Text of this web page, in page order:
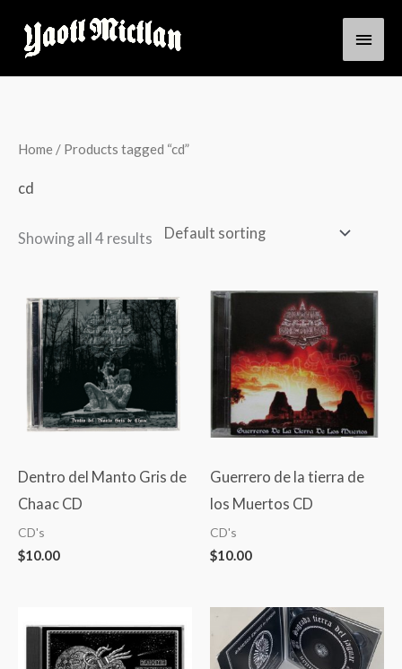
Main
Home / Products tagged “cd”
cd
Showing all 4 results
Dentro del Manto Gris de
Chaac CD
CD's
$10.00
Guerrero de la tierra de
los Muertos CD
CD's
$10.00